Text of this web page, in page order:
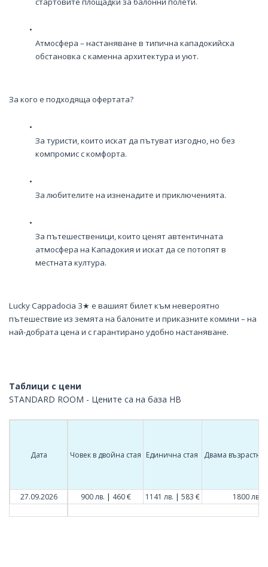
Атмосфера – настаняване в типична кападокийска
обстановка с каменна архитектура и уют.
За кого е подходяща офертата?
За туристи, които искат да пътуват изгодно, но без
компромис с комфорта.
За любителите на изненадите и приключенията.
За пътешественици, които ценят автентичната
атмосфера на Кападокия и искат да се потопят в
местната култура.
Lucky Cappadocia 3★ е вашият билет към невероятно
пътешествие из земята на балоните и приказните комини – на
най-добрата цена и с гарантирано удобно настаняване.
Таблици с цени
STANDARD ROOM - Цените са на база HB
Дата
27.09.2026
Човек в двойна стая Единична стая Двама възрастни
900 лв. | 460 € 1141 лв. | 583 € 1800 лв.